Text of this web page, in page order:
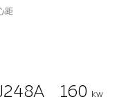
距
160 kw